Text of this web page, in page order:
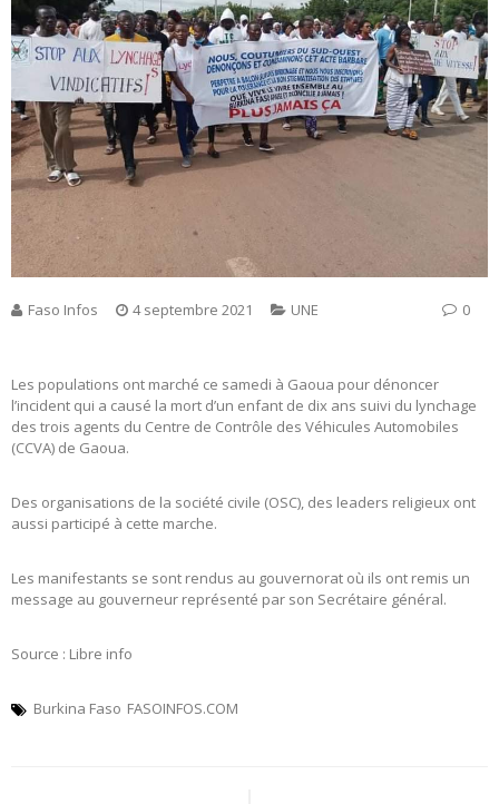
Faso Infos 4 septembre 2021 UNE 0
Les populations ont marché ce samedi à Gaoua pour dénoncer
l’incident qui a causé la mort d’un enfant de dix ans suivi du lynchage
des trois agents du Centre de Contrôle des Véhicules Automobiles
(CCVA) de Gaoua.
Des organisations de la société civile (OSC), des leaders religieux ont
aussi participé à cette marche.
Les manifestants se sont rendus au gouvernorat où ils ont remis un
message au gouverneur représenté par son Secrétaire général.
Source : Libre info
Burkina Faso FASOINFOS.COM